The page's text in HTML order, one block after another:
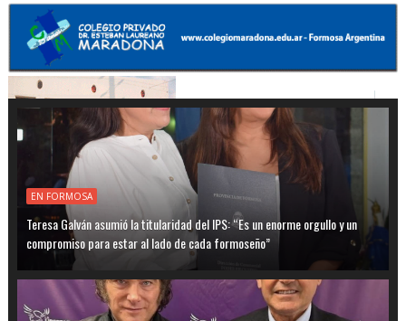
EN FORMOSA
Teresa Galván asumió la titularidad del IPS: “Es un enorme orgullo y un
compromiso para estar al lado de cada formoseño”